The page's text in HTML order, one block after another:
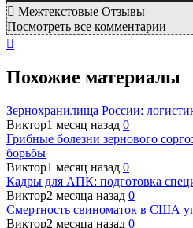
Межтекстовые Отзывы
Посмотреть все комментарии
Похожие материалы
Зернохранилища России:
Виктор1 месяц назад 0
Грибные болезни зернового
борьбы
Виктор1 месяц назад 0
Кадры для АПК: подготовка
Виктор2 месяца назад 0
Смертность свиноматок в США
Виктор2 месяца назад 0